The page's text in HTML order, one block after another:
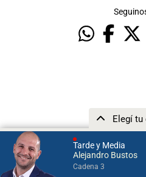
Tarde y Media
Alejandro Bustos
Cadena 3
Elegí